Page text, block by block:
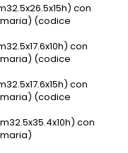
con
(codice
con
(codice
con
(codice
con